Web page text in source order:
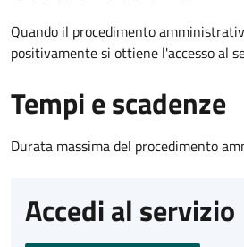
Quando il procedimento
positivamente si ottiene l'accesso al
Tempi e scadenze
Durata massima del procedimento
Accedi al servizio